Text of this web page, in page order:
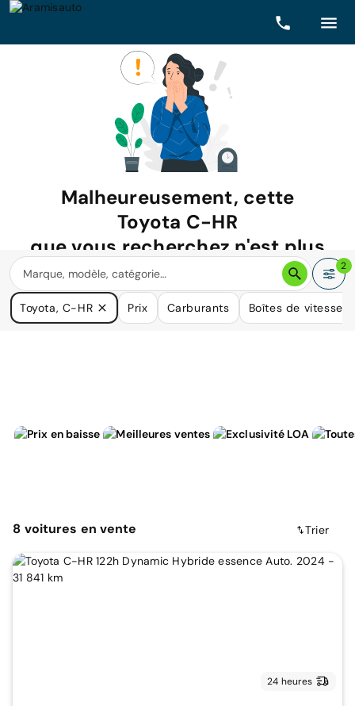
Malheureusement, cette
Toyota C-HR
que vous recherchez n'est plus
disponible.
Nous avons de nombreuses voitures qui pourraient répondre
à vos besoins.
2
Toyota, C-HR Prix Carburants Boîtes de vitesse
8 voitures en vente Trier
24 heures